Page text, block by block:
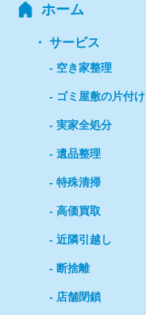
ホーム
サービス
空き家整理
ゴミ屋敷の片付け
実家全処分
遺品整理
特殊清掃
高価買取
近隣引越し
断捨離
店舗閉鎖